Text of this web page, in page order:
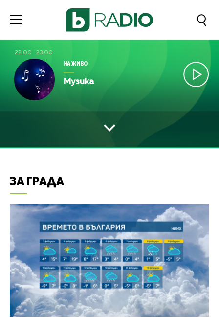
22:00 23:00
НА ЖИВО
Музика
ЗА ГРАДА